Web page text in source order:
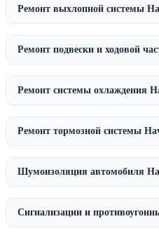
Ремонт выхлопной системы
Ремонт подвески и ходовой
Ремонт системы охлаждения
Ремонт тормозной системы
Шумоизоляция автомобиля
Сигнализации и